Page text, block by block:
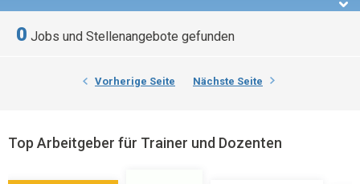
0 Jobs und Stellenangebote gefunden
Vorherige Seite Nächste Seite
Top Arbeitgeber für Trainer und Dozenten